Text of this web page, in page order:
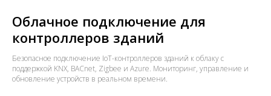
Облачное подключение для
контроллеров зданий
Безопасное подключение IoT-контроллеров зданий к облаку с
поддержкой KNX, BACnet, Zigbee и Azure. Мониторинг, управление и
обновление устройств в реальном времени.